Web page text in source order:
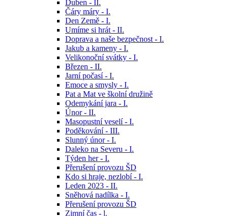
Duben - II.
Čáry máry - I.
Den Země - I.
Umíme si hrát - II.
Doprava a naše bezpečnost - I.
Jakub a kameny - I.
Velikonoční svátky - I.
Březen - II.
Jarní počasí - I.
Emoce a smysly - I.
Pat a Mat ve školní družině
Odemykání jara - I.
Únor - II.
Masopustní veselí - I.
Poděkování - III.
Slunný únor - I.
Daleko na Severu - I.
Týden her - I.
Přerušení provozu ŠD
Kdo si hraje, nezlobí - I.
Leden 2023 - II.
Sněhová nadílka - I.
Přerušení provozu ŠD
Zimní čas - l.